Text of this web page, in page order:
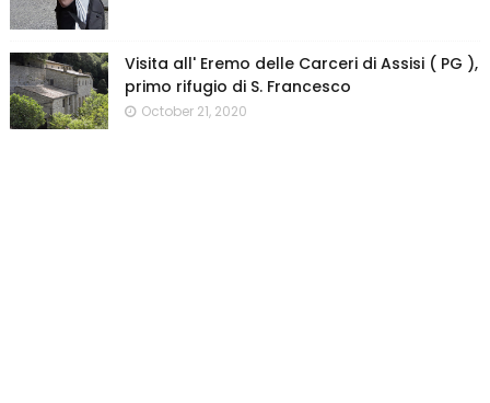
Visita all' Eremo delle Carceri di Assisi ( PG ),
primo rifugio di S. Francesco
October 21, 2020